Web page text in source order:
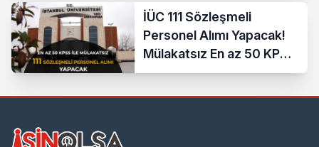
İÜC 111 Sözleşmeli
Personel Alımı Yapacak!
Mülakatsız En az 50 KPSS
ve Lise Mezunu